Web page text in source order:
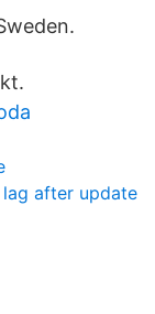
after update